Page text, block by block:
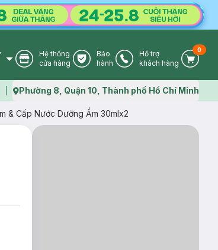
Store Icon
Hệ thống
cửa hàng
Warranty Icon
Bảo
hành
Phone Icon
Hỗ trợ
khách hàng
Cart
0
Map icon
Phường 8, Quận 10, Thành phố Hồ Chí Minh
& Cấp Nước Dưỡng Ẩm 30mlx2